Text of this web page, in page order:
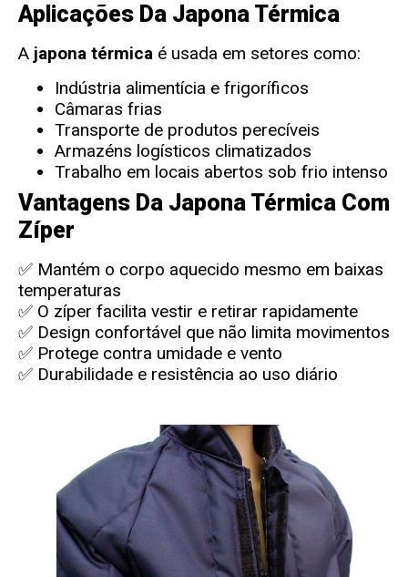
Aplicações Da Japona Térmica
A japona térmica é usada em setores como:
Indústria alimentícia e frigoríficos
Câmaras frias
Transporte de produtos perecíveis
Armazéns logísticos climatizados
Trabalho em locais abertos sob frio intenso
Vantagens Da Japona Térmica Com
Zíper
✅ Mantém o corpo aquecido mesmo em baixas
temperaturas
✅ O zíper facilita vestir e retirar rapidamente
✅ Design confortável que não limita movimentos
✅ Protege contra umidade e vento
✅ Durabilidade e resistência ao uso diário